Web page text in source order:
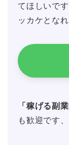
てほしいで
ッカケとな
「稼げる副
も歓迎です